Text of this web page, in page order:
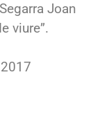
Joan
viure”.